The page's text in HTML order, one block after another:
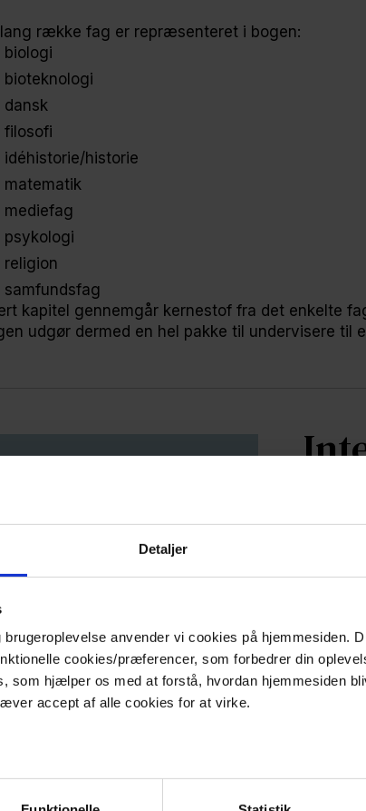
Detaljer
anvender vi cookies på hjemmesiden.
cookies/præferencer, som forbedrer din
som hjælper os med at forstå, hvordan hjemmesiden
accept af alle cookies for at virke.
lang række fag er repræsenteret i bogen:
biologi
bioteknologi
dansk
filosofi
idéhistorie/historie
matematik
mediefag
psykologi
religion
samfundsfag
kapitel gennemgår kernestof fra det enkelte
udgør dermed en hel pakke til undervisere til
'Når
er
bog,
kan
sagt
i
med bogen